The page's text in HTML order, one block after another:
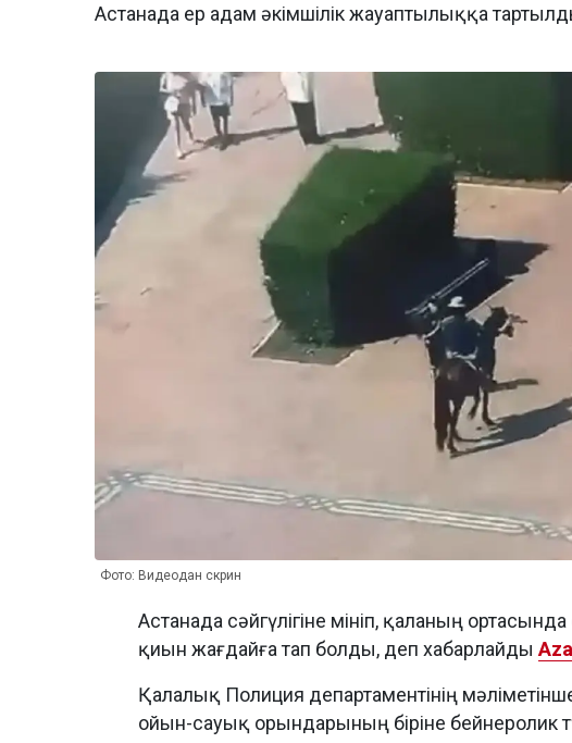
Астанада ер адам әкімшілік жауаптылыққа
Фото: Видеодан скрин
Астанада сәйгүлігіне мініп, қаланың
қиын жағдайға тап болды, деп хабарлайды
Қалалық Полиция департаментінің
ойын-сауық орындарының біріне бейнеролик